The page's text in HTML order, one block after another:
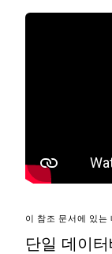
이 참조 문서에 있는
단일 데이